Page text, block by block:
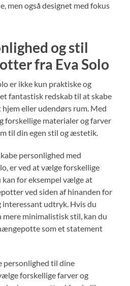
men også designet med fokus
og stil
fra Eva Solo
er ikke kun praktiske og
fantastisk redskab til at skabe
eller udendørs rum. Med
forskellige materialer og farver
til din egen stil og æstetik.
personlighed med
er ved at vælge forskellige
for eksempel vælge at
ved siden af hinanden for
interessant udtryk. Hvis du
minimalistisk stil, kan du
som et statement
personlighed til dine
forskellige farver og